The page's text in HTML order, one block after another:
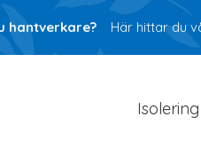
hantverkare? Här hittar du
Isolering